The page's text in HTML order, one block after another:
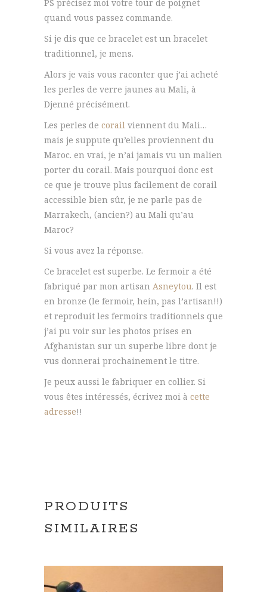
PS précisez moi votre tour de poignet
quand vous passez commande.
Si je dis que ce bracelet est un bracelet
traditionnel, je mens.
Alors je vais vous raconter que j’ai acheté
les perles de verre jaunes au Mali, à
Djenné précisément.
Les perles de corail viennent du Mali…
mais je suppute qu’elles proviennent du
Maroc. en vrai, je n’ai jamais vu un malien
porter du corail. Mais pourquoi donc est
ce que je trouve plus facilement de corail
accessible bien sûr, je ne parle pas de
Marrakech, (ancien?) au Mali qu’au
Maroc?
Si vous avez la réponse.
Ce bracelet est superbe. Le fermoir a été
fabriqué par mon artisan Asneytou. Il est
en bronze (le fermoir, hein, pas l’artisan!!)
et reproduit les fermoirs traditionnels que
j’ai pu voir sur les photos prises en
Afghanistan sur un superbe libre dont je
vus donnerai prochainement le titre.
Je peux aussi le fabriquer en collier. Si
vous êtes intéressés, écrivez moi à cette
adresse!!
PRODUITS
SIMILAIRES